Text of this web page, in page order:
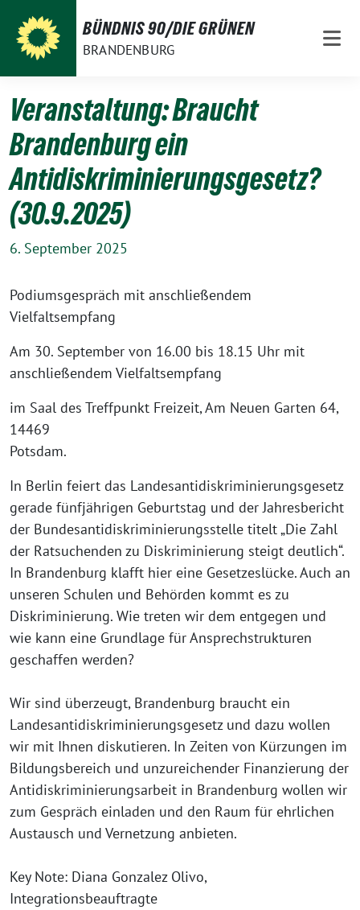
zum
Inhalt
BÜNDNIS 90/DIE GRÜNEN
BRANDENBURG
Veranstaltung: Braucht
Brandenburg ein
Antidiskriminierungsgesetz?
(30.9.2025)
6. September 2025
Podiumsgespräch mit anschließendem
Vielfaltsempfang
Am 30. September von 16.00 bis 18.15 Uhr mit
anschließendem Vielfaltsempfang
im Saal des Treffpunkt Freizeit, Am Neuen Garten 64,
14469
Potsdam.
In Berlin feiert das Landesantidiskriminierungsgesetz
gerade fünfjährigen Geburtstag und der Jahresbericht
der Bundesantidiskriminierungsstelle titelt „Die Zahl
der Ratsuchenden zu Diskriminierung steigt deutlich“.
In Brandenburg klafft hier eine Gesetzeslücke. Auch an
unseren Schulen und Behörden kommt es zu
Diskriminierung. Wie treten wir dem entgegen und
wie kann eine Grundlage für Ansprechstrukturen
geschaffen werden?
Wir sind überzeugt, Brandenburg braucht ein
Landesantidiskriminierungsgesetz und dazu wollen
wir mit Ihnen diskutieren. In Zeiten von Kürzungen im
Bildungsbereich und unzureichender Finanzierung der
Antidiskriminierungsarbeit in Brandenburg wollen wir
zum Gespräch einladen und den Raum für ehrlichen
Austausch und Vernetzung anbieten.
Key Note: Diana Gonzalez Olivo,
Integrationsbeauftragte